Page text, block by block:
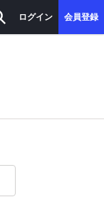
ログイン 会員登録